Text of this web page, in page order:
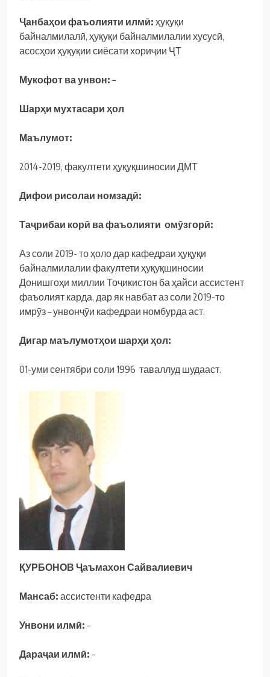
Ҷанбаҳои фаъолияти илмӣ: ҳуқуқи
байналмилалӣ, ҳуқуқи байналмилалии хусусӣ,
асосҳои ҳуқуқии сиёсати хориҷии ҶТ
Мукофот ва унвон: –
Шарҳи мухтасари ҳол
Маълумот:
2014-2019, факултети ҳуқуқшиносии ДМТ
Дифои рисолаи номзадӣ:
Таҷрибаи корӣ ва фаъолияти омӯзгорӣ:
Аз соли 2019- то ҳоло дар кафедраи ҳуқуқи
байналмилалии факултети ҳуқуқшиносии
Донишгоҳи миллии Тоҷикистон ба ҳайси ассистент
фаъолият карда, дар як навбат аз соли 2019-то
имрӯз – унвонҷӯи кафедраи номбурда аст.
Дигар маълумотҳои шарҳи ҳол:
01-уми сентябри соли 1996 таваллуд шудааст.
ҚУРБОНОВ Ҷаъмахон Сайвалиевич
Мансаб: ассистенти кафедра
Унвони илмӣ: –
Дараҷаи илмӣ: –